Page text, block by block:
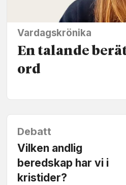
Vardagskrönika
En talande
ord
Debatt
Vilken andlig
beredskap har vi i
kristider?